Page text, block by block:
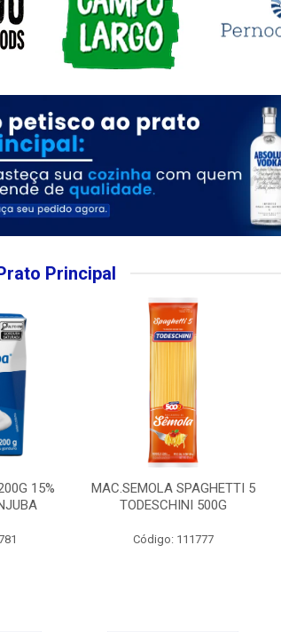
Principal
15%
MAC.SEMOLA SPAGHETTI 5
TODESCHINI 500G
Código: 111777